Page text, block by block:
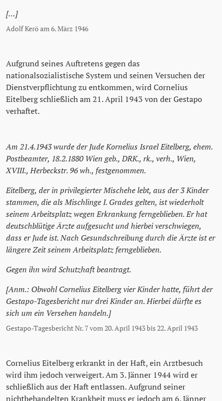
[…]
Adolf Kerö am 6. März 1946
Aufgrund seines Auftretens gegen das
nationalsozialistische System und seinen Versuchen der
Dienstverpflichtung zu entkommen, wird Cornelius
Eitelberg schließlich am 21. April 1943 von der Gestapo
verhaftet.
Am 21.4.1943 wurde der Jude Kornelius Israel Eitelberg, ehem.
Postbeamter, 18.2.1880 Wien geb., DRK., rk., verh., Wien,
XVIII., Herbeckstr. 96 wh., festgenommen.
Eitelberg, der in privilegierter Mischehe lebt, aus der 3 Kinder
stammen, die als Mischlinge I. Grades gelten, ist wiederholt
seinem Arbeitsplatz wegen Erkrankung ferngeblieben. Er hat
deutschblütige Ärzte aufgesucht und hierbei verschwiegen,
dass er Jude ist. Nach Gesundschreibung durch die Ärzte ist er
längere Zeit seinem Arbeitsplatz ferngeblieben.
Gegen ihn wird Schutzhaft beantragt.
[Anm.: Obwohl Cornelius Eitelberg vier Kinder hatte, führt der
Gestapo-Tagesbericht nur drei Kinder an. Hierbei dürfte es
sich um ein Versehen handeln.]
Gestapo-Tagesbericht Nr. 7 vom 20. April 1943 bis 22. April 1943
Cornelius Eitelberg erkrankt in der Haft, ein Arztbesuch
wird ihm jedoch verweigert. Am 3. Jänner 1944 wird er
schließlich aus der Haft entlassen. Aufgrund seiner
nichtbehandelten Krankheit muss er jedoch am 6. Jänner